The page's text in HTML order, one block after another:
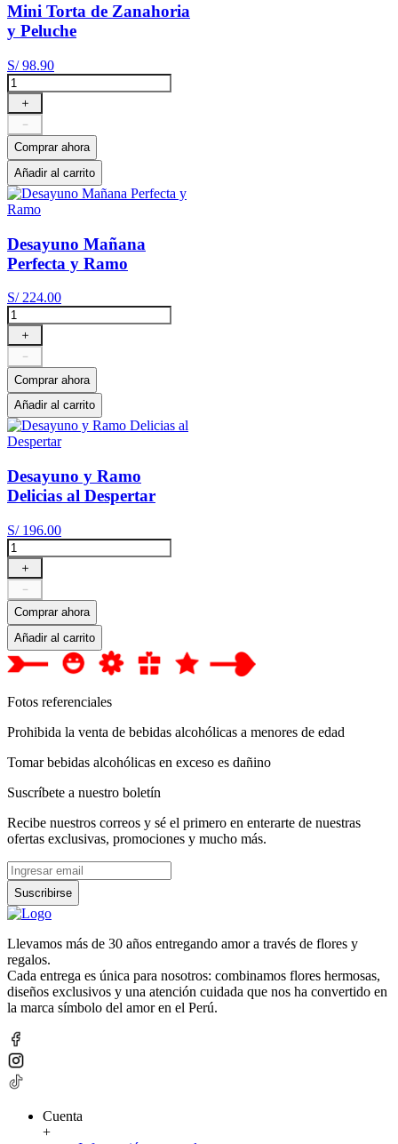
Mini Torta de Zanahoria
y Peluche
S/ 98.90
＋
－
Comprar ahora
Añadir al carrito
Desayuno Mañana
Perfecta y Ramo
S/ 224.00
＋
－
Comprar ahora
Añadir al carrito
Desayuno y Ramo
Delicias al Despertar
S/ 196.00
＋
－
Comprar ahora
Añadir al carrito
Fotos referenciales
Prohibida la venta de bebidas alcohólicas a menores de edad
Tomar bebidas alcohólicas en exceso es dañino
Suscríbete a nuestro boletín
Recibe nuestros correos y sé el primero en enterarte de nuestras
ofertas exclusivas, promociones y mucho más.
Suscribirse
Llevamos más de 30 años entregando amor a través de flores y
regalos.
Cada entrega es única para nosotros: combinamos flores hermosas,
diseños exclusivos y una atención cuidada que nos ha convertido en
la marca símbolo del amor en el Perú.
Cuenta
+